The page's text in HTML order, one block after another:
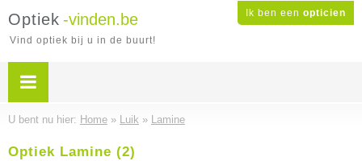
Ik ben een opticien
Optiek -vinden.be
Vind optiek bij u in de buurt!
U bent nu hier: Home » Luik » Lamine
Optiek Lamine (2)